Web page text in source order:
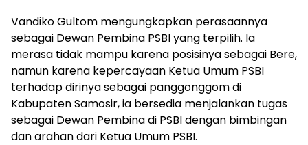
Vandiko Gultom mengungkapkan perasaannya
sebagai Dewan Pembina PSBI yang terpilih. Ia
merasa tidak mampu karena posisinya sebagai Bere,
namun karena kepercayaan Ketua Umum PSBI
terhadap dirinya sebagai panggonggom di
Kabupaten Samosir, ia bersedia menjalankan tugas
sebagai Dewan Pembina di PSBI dengan bimbingan
dan arahan dari Ketua Umum PSBI.